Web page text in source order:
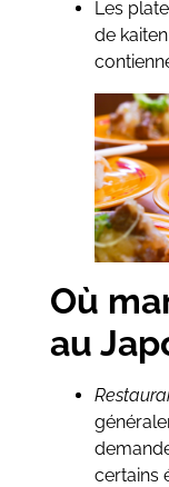
Les
de
Où
au
certains